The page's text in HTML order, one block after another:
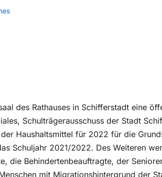
des Rathauses in Schifferstadt eine
Schulträgerausschuss der Stadt
Haushaltsmittel für 2022 für die
Schuljahr 2021/2022. Des Weiteren
die Behindertenbeauftragte, der
mit Migrationshintergrund der